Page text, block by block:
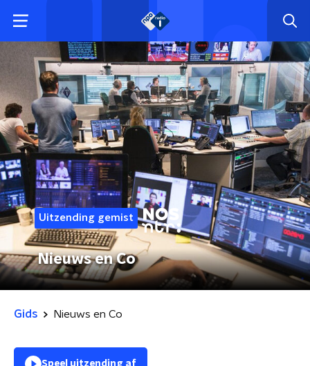
Uitzending gemist
Nieuws en Co
Gids Nieuws en Co
Speel uitzending af